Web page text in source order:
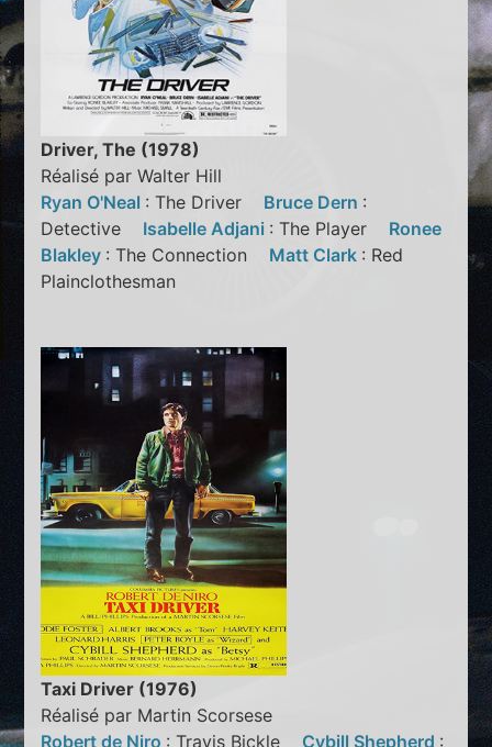
Driver, The (1978)
Réalisé par Walter Hill
Ryan O'Neal : The Driver Bruce Dern :
Detective Isabelle Adjani : The Player Ronee
Blakley : The Connection Matt Clark : Red
Plainclothesman
Taxi Driver (1976)
Réalisé par Martin Scorsese
Robert de Niro : Travis Bickle Cybill Shepherd :